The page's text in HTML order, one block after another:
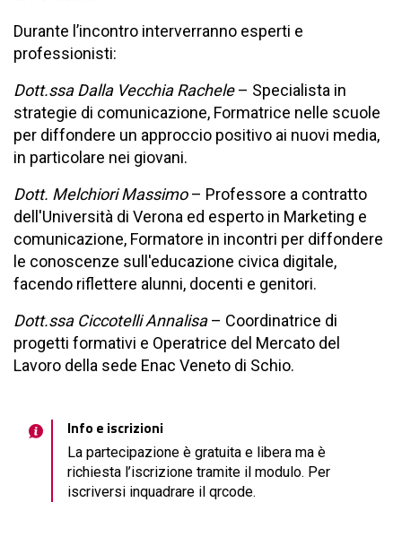
Durante l’incontro interverranno esperti e
professionisti:
Dott.ssa Dalla Vecchia Rachele– Specialista in
strategie di comunicazione, Formatrice nelle scuole
per diffondere un approccio positivo ai nuovi media,
in particolare nei giovani.
Dott. Melchiori Massimo– Professore a contratto
dell'Università di Verona ed esperto in Marketing e
comunicazione, Formatore in incontri per diffondere
le conoscenze sull'educazione civica digitale,
facendo riflettere alunni, docenti e genitori.
Dott.ssa Ciccotelli Annalisa– Coordinatrice di
progetti formativi e Operatrice del Mercato del
Lavoro della sede Enac Veneto di Schio.
Info e iscrizioni
La partecipazione è gratuita e libera ma è
richiesta l’iscrizione tramite il modulo. Per
iscriversi inquadrare il qrcode.